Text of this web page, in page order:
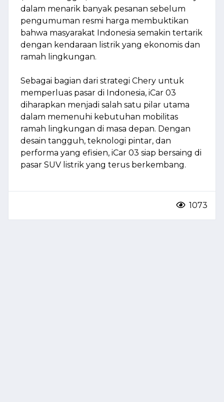
dalam menarik banyak pesanan sebelum
pengumuman resmi harga membuktikan
bahwa masyarakat Indonesia semakin tertarik
dengan kendaraan listrik yang ekonomis dan
ramah lingkungan​.
Sebagai bagian dari strategi Chery untuk
memperluas pasar di Indonesia, iCar 03
diharapkan menjadi salah satu pilar utama
dalam memenuhi kebutuhan mobilitas
ramah lingkungan di masa depan. Dengan
desain tangguh, teknologi pintar, dan
performa yang efisien, iCar 03 siap bersaing di
pasar SUV listrik yang terus berkembang.
1073